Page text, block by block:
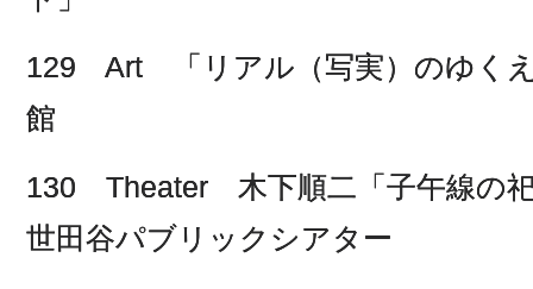
129 Art 「リアル（写実）のゆく
館
130 Theater 木下順二「子午線の
世田谷パブリックシアター